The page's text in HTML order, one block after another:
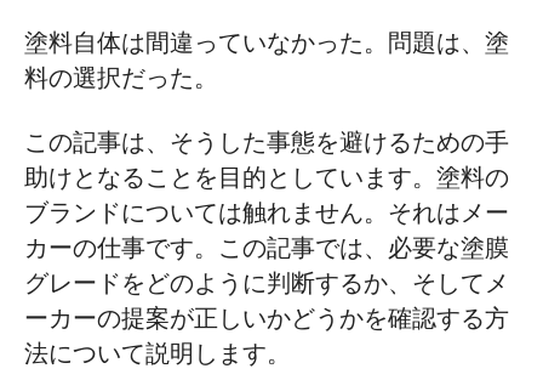
特殊な作業環境—高温、化学物質、食品
確認する方法：調達のための5段階の受入
チェックリスト
ステップ1：表面処理検査
ステップ2：気候条件の確認
ステップ3：乾燥膜厚（DFT）
ステップ4：電気火花（休日）の検出
塗料自体は間違っていなかった。問題は、塗
料の選択だった。
この記事は、そうした事態を避けるための手
助けとなることを目的としています。塗料の
ブランドについては触れません。それはメー
カーの仕事です。この記事では、必要な塗膜
グレードをどのように判断するか、そしてメ
ーカーの提案が正しいかどうかを確認する方
法について説明します。